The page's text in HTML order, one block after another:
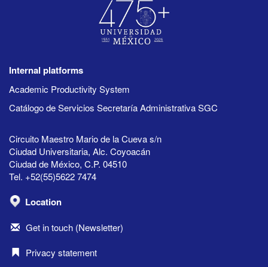
Internal platforms
Academic Productivity System
Catálogo de Servicios Secretaría Administrativa SGC
Circuito Maestro Mario de la Cueva s/n
Ciudad Universitaria, Alc. Coyoacán
Ciudad de México, C.P. 04510
Tel. +52(55)5622 7474
Location
Get in touch (Newsletter)
Privacy statement